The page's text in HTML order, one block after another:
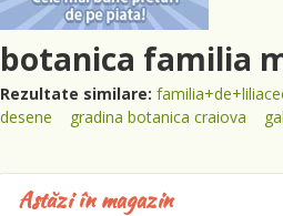
botanica familia
Rezultate similare:
desene
gradina botanica craiova
Astăzi în magazin